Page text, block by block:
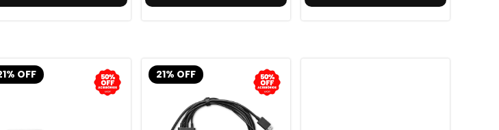
OFF 21% OFF